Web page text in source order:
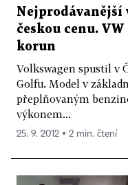
Nejprodávanější
českou cenu.
korun
Volkswagen spustil v
Golfu. Model v
přeplňovaným
výkonem...
25. 9. 2012 ▪ 2 min. čtení